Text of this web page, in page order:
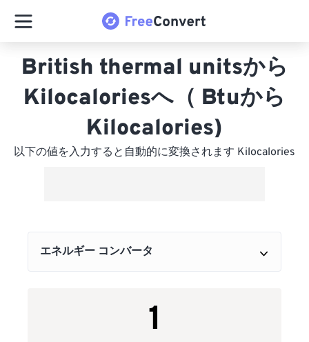
British thermal unitsから
Kilocaloriesへ（ Btuから
Kilocalories)
以下の値を入力すると自動的に変換されます Kilocalories